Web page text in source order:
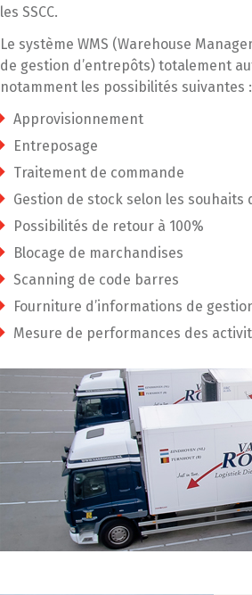
les SSCC.
Le système WMS (Warehouse
de gestion d’entrepôts) totalement
notamment les possibilités suivantes :
Approvisionnement
Entreposage
Traitement de commande
Gestion de stock selon les souhaits
Possibilités de retour à 100%
Blocage de marchandises
Scanning de code barres
Fourniture d’informations de
Mesure de performances des